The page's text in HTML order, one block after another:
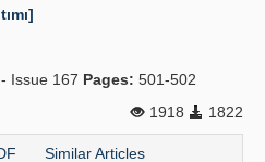
Issue 167 Pages: 501-502
1918
1822
Similar Articles